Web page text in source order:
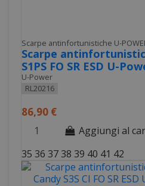
Scarpe antinfortunistiche U-
Scarpe
S1PS FO SR ESD U-
U-Power
RL20216
86,90 €
Aggiungi al
35 36 3738 39 40 41 42